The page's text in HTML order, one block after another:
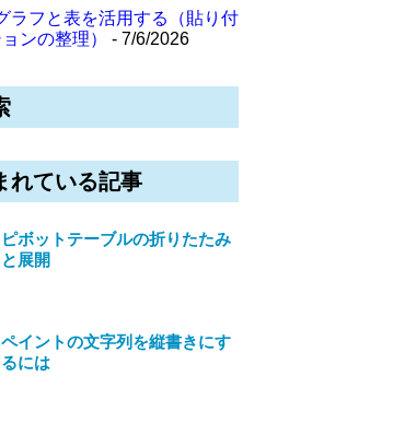
ラフと表を活用する（貼り付
ンの整理）
- 7/6/2026
れている記事
ピボットテーブルの折りたたみ
と展開
ペイントの文字列を縦書きにす
るには